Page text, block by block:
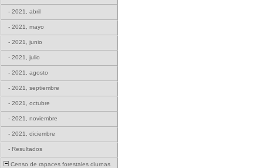
- 2021, abril
- 2021, mayo
- 2021, junio
- 2021, julio
- 2021, agosto
- 2021, septiembre
- 2021, octubre
- 2021, noviembre
- 2021, diciembre
- Resultados
Censo de rapaces forestales diurnas